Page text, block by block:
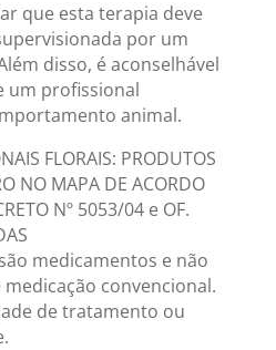
que esta terapia deve
por um
disso, é aconselhável
um profissional
animal.
FLORAIS: PRODUTOS
NO MAPA DE ACORDO
Nº 5053/04 e OF.
medicamentos e não
convencional.
de tratamento ou